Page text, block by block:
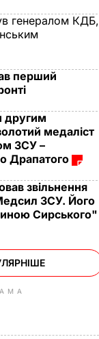
генералом КДБ,
перший
другим
медаліст
ЗСУ –
Драпатого
звільнення
ЗСУ. Його
Сирського"